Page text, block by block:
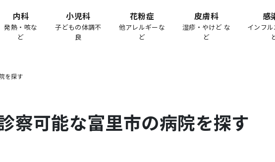
内科
発熱・咳な
ど
小児科
子どもの体調不
良
花粉症
他アレルギーな
ど
皮膚科
湿疹・やけど な
ど
感
インフ
を探す
察可能な富里市の病院を探す